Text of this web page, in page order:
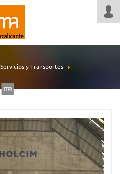
Servicios y Transportes